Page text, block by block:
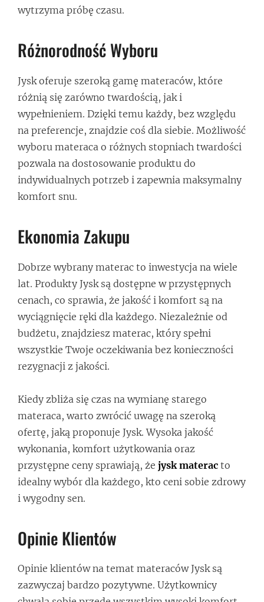
wytrzyma próbę czasu.
Różnorodność Wyboru
Jysk oferuje szeroką gamę materaców, które
różnią się zarówno twardością, jak i
wypełnieniem. Dzięki temu każdy, bez względu
na preferencje, znajdzie coś dla siebie. Możliwość
wyboru materaca o różnych stopniach twardości
pozwala na dostosowanie produktu do
indywidualnych potrzeb i zapewnia maksymalny
komfort snu.
Ekonomia Zakupu
Dobrze wybrany materac to inwestycja na wiele
lat. Produkty Jysk są dostępne w przystępnych
cenach, co sprawia, że jakość i komfort są na
wyciągnięcie ręki dla każdego. Niezależnie od
budżetu, znajdziesz materac, który spełni
wszystkie Twoje oczekiwania bez konieczności
rezygnacji z jakości.
Kiedy zbliża się czas na wymianę starego
materaca, warto zwrócić uwagę na szeroką
ofertę, jaką proponuje Jysk. Wysoka jakość
wykonania, komfort użytkowania oraz
przystępne ceny sprawiają, że jysk materac to
idealny wybór dla każdego, kto ceni sobie zdrowy
i wygodny sen.
Opinie Klientów
Opinie klientów na temat materaców Jysk są
zazwyczaj bardzo pozytywne. Użytkownicy